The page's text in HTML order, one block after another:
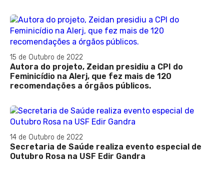
15 de Outubro de 2022
Autora do projeto, Zeidan presidiu a CPI do
Feminicídio na Alerj, que fez mais de 120
recomendações a órgãos públicos.
14 de Outubro de 2022
Secretaria de Saúde realiza evento especial de
Outubro Rosa na USF Edir Gandra